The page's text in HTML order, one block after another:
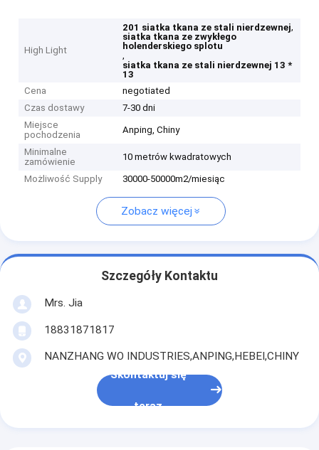
High Light
201 siatka tkana ze stali nierdzewnej,
siatka tkana ze zwykłego
holenderskiego splotu
,
siatka tkana ze stali nierdzewnej 13 *
13
Cena
negotiated
Czas dostawy
7-30 dni
Miejsce
pochodzenia
Anping, Chiny
Minimalne
zamówienie
10 metrów kwadratowych
Możliwość Supply 30000-50000m2/miesiąc
Zobacz więcej
Szczegóły Kontaktu
Mrs. Jia
18831871817
NANZHANG WO INDUSTRIES,ANPING,HEBEI,CHINY
Skontaktuj się
teraz